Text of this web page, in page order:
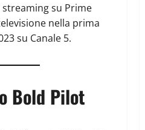
su Prime
nella prima
su Canale 5.
Bold Pilot